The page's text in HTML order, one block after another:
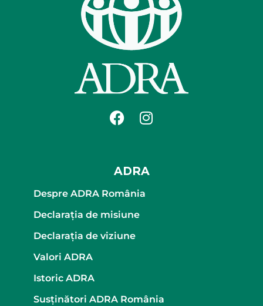
ADRA
Despre ADRA România
Declaraţia de misiune
Declaraţia de viziune
Valori ADRA
Istoric ADRA
Susținători ADRA România